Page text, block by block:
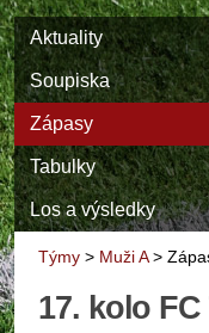
Aktuality
Soupiska
Zápasy
Tabulky
Los a výsledky
Týmy > Muži A>
17. kolo